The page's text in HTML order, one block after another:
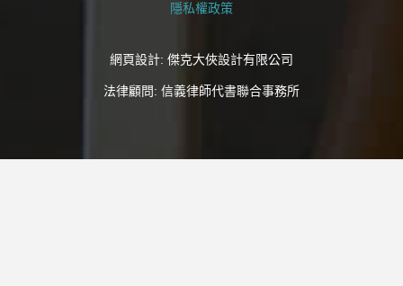
隱私權政策
網頁設計: 傑克大俠設計有限公司
法律顧問: 信義律師代書聯合事務所